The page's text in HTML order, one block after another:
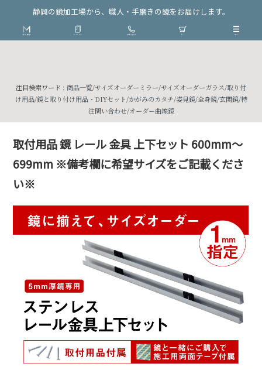
静岡の鏡加工場から、職人・手磨きの鏡をお届けします。
注目検索ワード : 商品一覧/サイズオーダーミラー/サイズオーダーガラス/取り付
け用品/鏡と取り付け用品・DIYセット/かがみのカタチ/姿見鏡/全身鏡/玄関鏡/特
注問い合わせ/オーダー曲線鏡
取付用品 鏡 レール 金具 上下セット 600mm～
699mm ※備考欄に希望サイズをご記載くださ
い※